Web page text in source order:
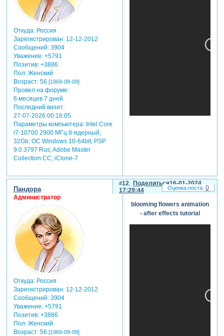
который позволяет придать
Откуда:Россия
Зарегистрирован: 12-12-2012
Сообщений:3904
Уважение: +5791
Позитив: +3886
Пол:Женский
Возраст:56 [1969-09-09]
Провел на форуме:
6 месяцев 7 дней
Последний визит:
27-07-2026 00:16:05
Параметры компьютера:Intel Core
i7-10700 2900 МГц 8-ядерный;
32Gb; ОС Windows 10-64bit; PSP
9.0.3797 Rus; Adobe Master
Collection СС; iClone-7
Поделиться
12
16-01-2024
17:29:44
Пандора
Администратор
Откуда:Россия
Зарегистрирован: 12-12-2012
Сообщений:3904
Уважение: +5791
Позитив: +3886
Пол:Женский
Возраст:56 [1969-09-09]
blooming flowers animation
- after effects tutorial
0